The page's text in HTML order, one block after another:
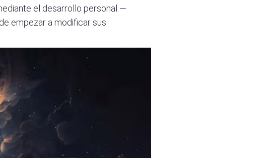
el desarrollo personal —
empezar a modificar sus